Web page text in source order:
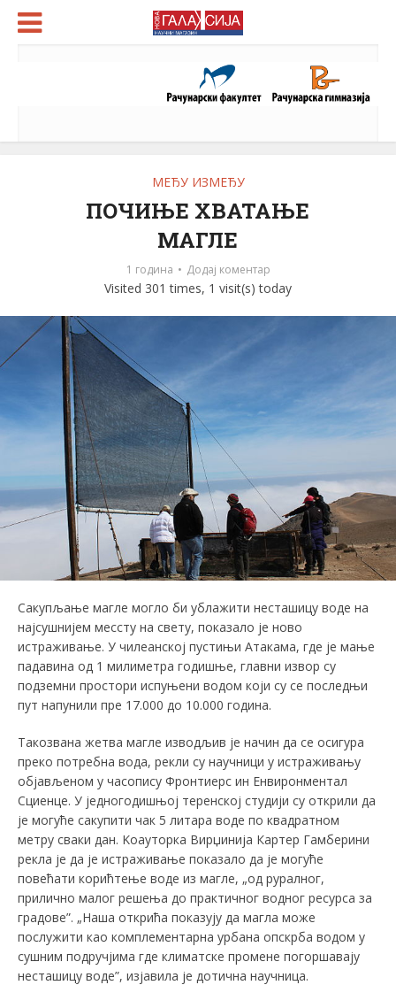
МЕЂУ ИЗМЕЂУ
ПОЧИЊЕ ХВАТАЊЕ
МАГЛЕ
1 година Додај коментар
Visited 301 times, 1 visit(s) today
Сакупљање магле могло би ублажити несташицу воде на
најсушнијем мессту на свету, показало је ново
истраживање. У чилеанској пустињи Атакама, где је мање
падавина од 1 милиметра годишње, главни извор су
подземни простори испуњени водом који су се последњи
пут напунили пре 17.000 до 10.000 година.
Такозвана жетва магле изводљив је начин да се осигура
преко потребна вода, рекли су научници у истраживању
објављеном у часопису Фронтиерс ин Енвиронментал
Сциенце. У једногодишњој теренској студији су открили да
је могуће сакупити чак 5 литара воде по квадратном
метру сваки дан. Kоауторка Вирџинија Картер Гамберини
рекла је да је истраживање показало да је могуће
повећати корићтење воде из магле, „од руралног,
прилично малог решења до практичног водног ресурса за
градове”. „Наша открића показују да магла може
послужити као комплементарна урбана опскрба водом у
сушним подручјима где климатске промене погоршавају
несташицу воде”, изјавила је дотична научница.